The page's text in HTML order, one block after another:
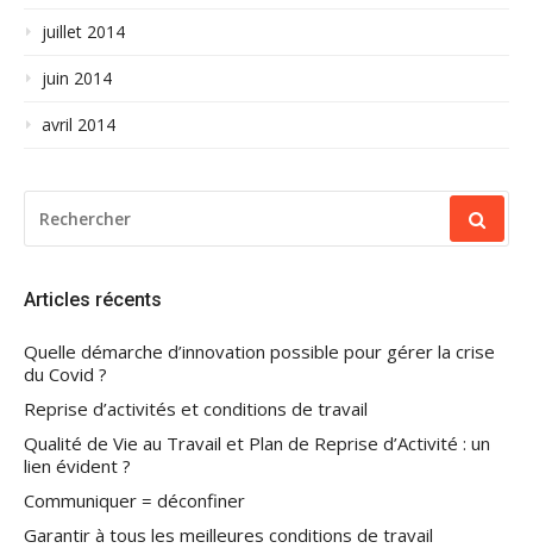
juillet 2014
juin 2014
avril 2014
POUR
:
Articles récents
Quelle démarche d’innovation possible pour gérer la crise
du Covid ?
Reprise d’activités et conditions de travail
Qualité de Vie au Travail et Plan de Reprise d’Activité : un
lien évident ?
Communiquer = déconfiner
Garantir à tous les meilleures conditions de travail